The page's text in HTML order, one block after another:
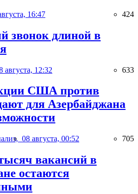
16:47 424
звонок длиной в
августа, 12:32 633
США против
для Азербайджана
08 августа, 00:52 705
вакансий в
остаются